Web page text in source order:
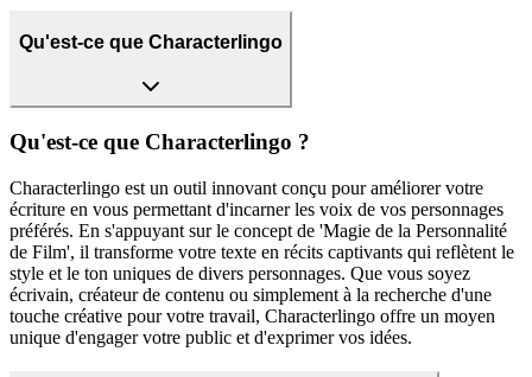
Qu'est-ce que Characterlingo
Qu'est-ce que Characterlingo ?
Characterlingo est un outil innovant conçu pour améliorer votre
écriture en vous permettant d'incarner les voix de vos personnages
préférés. En s'appuyant sur le concept de 'Magie de la Personnalité
de Film', il transforme votre texte en récits captivants qui reflètent le
style et le ton uniques de divers personnages. Que vous soyez
écrivain, créateur de contenu ou simplement à la recherche d'une
touche créative pour votre travail, Characterlingo offre un moyen
unique d'engager votre public et d'exprimer vos idées.